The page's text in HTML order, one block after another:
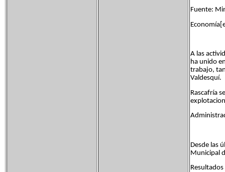
Fuente:
A las
ha unido
trabajo,
Valdesquí.
Rascafría
Desde las
Municipal